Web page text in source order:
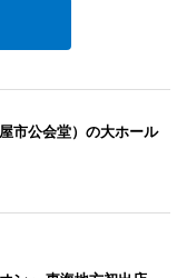
市公会堂）の大ホール